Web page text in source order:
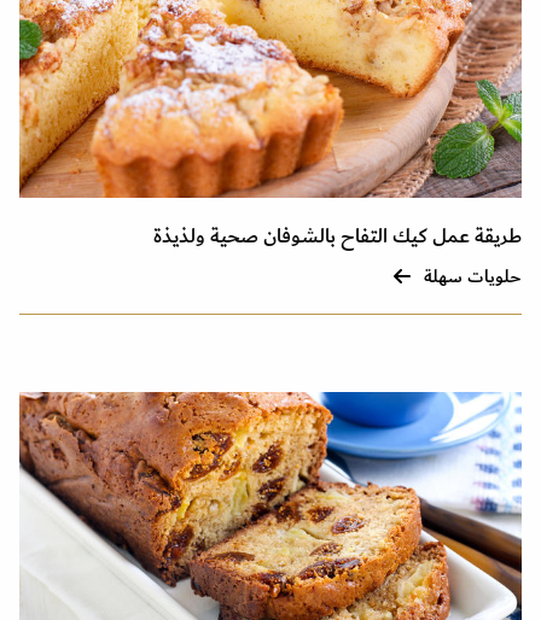
طريقة عمل كيك التفاح بالشوفان صحية ولذيذة
حلويات سهلة